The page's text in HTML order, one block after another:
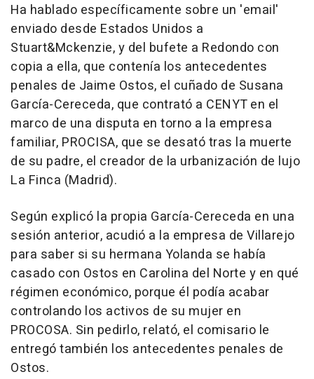
Ha hablado específicamente sobre un 'email'
enviado desde Estados Unidos a
Stuart&Mckenzie, y del bufete a Redondo con
copia a ella, que contenía los antecedentes
penales de Jaime Ostos, el cuñado de Susana
García-Cereceda, que contrató a CENYT en el
marco de una disputa en torno a la empresa
familiar, PROCISA, que se desató tras la muerte
de su padre, el creador de la urbanización de lujo
La Finca (Madrid).
Según explicó la propia García-Cereceda en una
sesión anterior, acudió a la empresa de Villarejo
para saber si su hermana Yolanda se había
casado con Ostos en Carolina del Norte y en qué
régimen económico, porque él podía acabar
controlando los activos de su mujer en
PROCOSA. Sin pedirlo, relató, el comisario le
entregó también los antecedentes penales de
Ostos.